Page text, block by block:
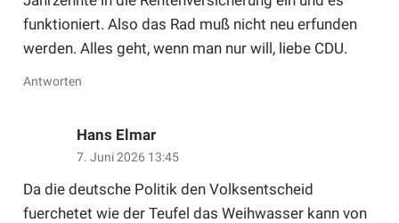
funktioniert. Also das Rad muß nicht neu erfunden
werden. Alles geht, wenn man nur will, liebe CDU.
Antworten
Hans Elmar
7. Juni 2026 13:45
Da die deutsche Politik den Volksentscheid
fuerchetet wie der Teufel das Weihwasser kann von